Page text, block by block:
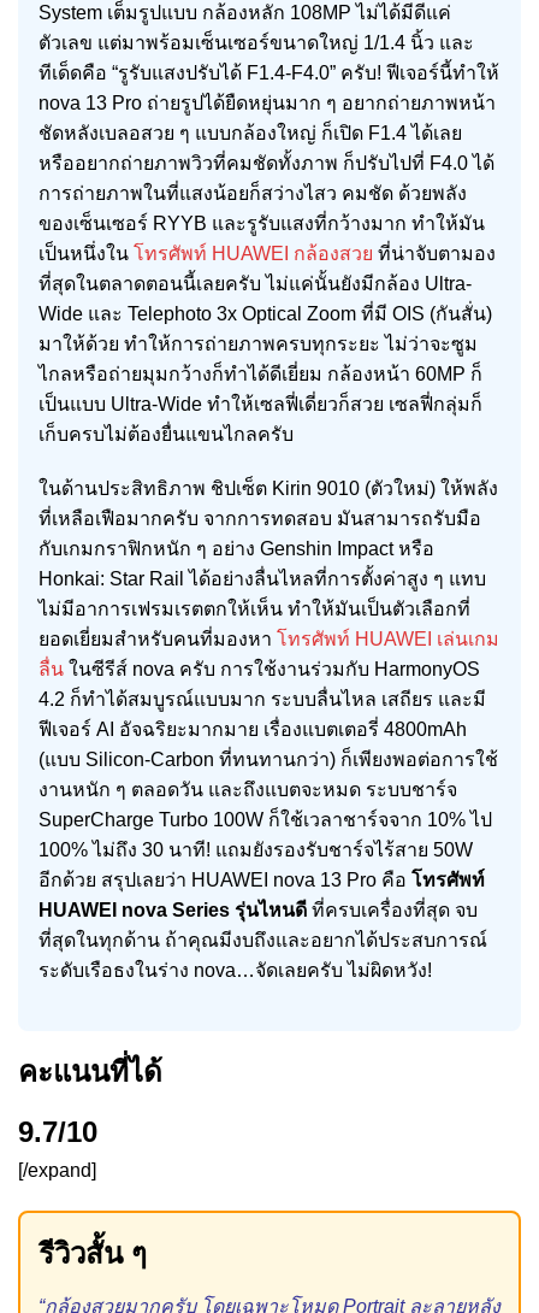
System เต็มรูปแบบ กล้องหลัก 108MP ไม่ได้มีดีแค่
ตัวเลข แต่มาพร้อมเซ็นเซอร์ขนาดใหญ่ 1/1.4 นิ้ว และ
ทีเด็ดคือ “รูรับแสงปรับได้ F1.4-F4.0” ครับ! ฟีเจอร์นี้ทำให้
nova 13 Pro ถ่ายรูปได้ยืดหยุ่นมาก ๆ อยากถ่ายภาพหน้า
ชัดหลังเบลอสวย ๆ แบบกล้องใหญ่ ก็เปิด F1.4 ได้เลย
หรืออยากถ่ายภาพวิวที่คมชัดทั้งภาพ ก็ปรับไปที่ F4.0 ได้
การถ่ายภาพในที่แสงน้อยก็สว่างไสว คมชัด ด้วยพลัง
ของเซ็นเซอร์ RYYB และรูรับแสงที่กว้างมาก ทำให้มัน
เป็นหนึ่งใน โทรศัพท์ HUAWEI กล้องสวย ที่น่าจับตามอง
ที่สุดในตลาดตอนนี้เลยครับ ไม่แค่นั้นยังมีกล้อง Ultra-
Wide และ Telephoto 3x Optical Zoom ที่มี OIS (กันสั่น)
มาให้ด้วย ทำให้การถ่ายภาพครบทุกระยะ ไม่ว่าจะซูม
ไกลหรือถ่ายมุมกว้างก็ทำได้ดีเยี่ยม กล้องหน้า 60MP ก็
เป็นแบบ Ultra-Wide ทำให้เซลฟี่เดี่ยวก็สวย เซลฟี่กลุ่มก็
เก็บครบไม่ต้องยื่นแขนไกลครับ
ในด้านประสิทธิภาพ ชิปเซ็ต Kirin 9010 (ตัวใหม่) ให้พลัง
ที่เหลือเฟือมากครับ จากการทดสอบ มันสามารถรับมือ
กับเกมกราฟิกหนัก ๆ อย่าง Genshin Impact หรือ
Honkai: Star Rail ได้อย่างลื่นไหลที่การตั้งค่าสูง ๆ แทบ
ไม่มีอาการเฟรมเรตตกให้เห็น ทำให้มันเป็นตัวเลือกที่
ยอดเยี่ยมสำหรับคนที่มองหา โทรศัพท์ HUAWEI เล่นเกม
ลื่น ในซีรีส์ nova ครับ การใช้งานร่วมกับ HarmonyOS
4.2 ก็ทำได้สมบูรณ์แบบมาก ระบบลื่นไหล เสถียร และมี
ฟีเจอร์ AI อัจฉริยะมากมาย เรื่องแบตเตอรี่ 4800mAh
(แบบ Silicon-Carbon ที่ทนทานกว่า) ก็เพียงพอต่อการใช้
งานหนัก ๆ ตลอดวัน และถึงแบตจะหมด ระบบชาร์จ
SuperCharge Turbo 100W ก็ใช้เวลาชาร์จจาก 10% ไป
100% ไม่ถึง 30 นาที! แถมยังรองรับชาร์จไร้สาย 50W
อีกด้วย สรุปเลยว่า HUAWEI nova 13 Pro คือ โทรศัพท์
HUAWEI nova Series รุ่นไหนดี ที่ครบเครื่องที่สุด จบ
ที่สุดในทุกด้าน ถ้าคุณมีงบถึงและอยากได้ประสบการณ์
ระดับเรือธงในร่าง nova…จัดเลยครับ ไม่ผิดหวัง!
คะแนนที่ได้
9.7/10
[/expand]
รีวิวสั้น ๆ
“กล้องสวยมากครับ โดยเฉพาะโหมด Portrait ละลายหลัง